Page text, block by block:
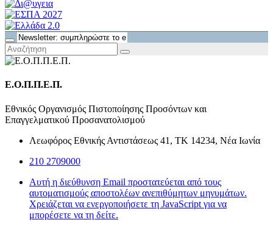
Ε.Ο.Π.Π.Ε.Π.
Εθνικός Οργανισμός Πιστοποίησης Προσόντων και
Επαγγελματικού Προσανατολισμού
Λεωφόρος Εθνικής Αντιστάσεως 41, ΤΚ 14234, Νέα Ιωνία
210 2709000
Αυτή η διεύθυνση Email προστατεύεται από τους
αυτοματισμούς αποστολέων ανεπιθύμητων μηνυμάτων.
Χρειάζεται να ενεργοποιήσετε τη JavaScript για να
μπορέσετε να τη δείτε.